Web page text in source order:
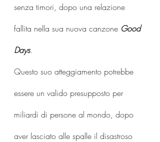
senza timori, dopo una relazione
fallita nella sua nuova canzone Good
Days.
Questo suo atteggiamento potrebbe
essere un valido presupposto per
miliardi di persone al mondo, dopo
aver lasciato alle spalle il disastroso